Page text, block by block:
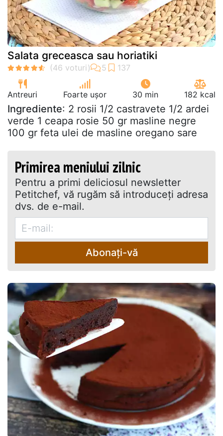
Salata greceasca sau horiatiki
Antreuri Foarte ușor 30 min 182 kcal
Ingrediente: 2 rosii 1/2 castravete 1/2 ardei
verde 1 ceapa rosie 50 gr masline negre
100 gr feta ulei de masline oregano sare
Primirea meniului zilnic
Pentru a primi deliciosul newsletter
Petitchef, vă rugăm să introduceţi adresa
dvs. de e-mail.
Abonați-vă